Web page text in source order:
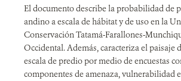
El documento describe la probabilidad de
andino a escala de hábitat y de uso en la
Conservación Tatamá-Farallones-
Occidental. Además, caracteriza el paisaje
escala de predio por medio de encuestas
componentes de amenaza, vulnerabilidad